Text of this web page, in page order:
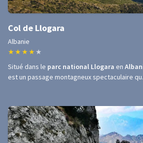
Col de Llogara
Albanie
★ ★ ★ ★ ★
Situé dans le parc national Llogara en
est un passage montagneux spectaculaire